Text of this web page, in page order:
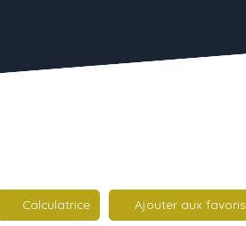
Calculatrice Ajouter aux favoris